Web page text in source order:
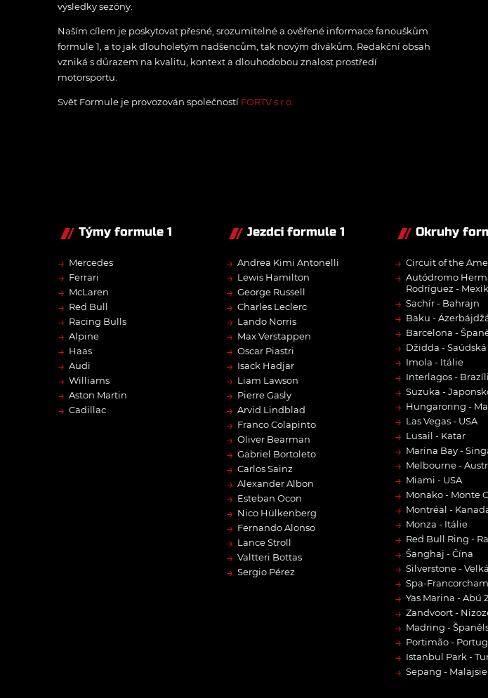
výsledky sezóny.
Naším cílem je poskytovat přesné, srozumitelné a ověřené informace fanouškům
formule 1, a to jak dlouholetým nadšencům, tak novým divákům. Redakční obsah
vzniká s důrazem na kvalitu, kontext a dlouhodobou znalost prostředí
motorsportu.
Svět Formule je provozován společností FORTV s.r.o.
Týmy formule 1
→ Mercedes
→ Ferrari
→ McLaren
→ Red Bull
→ Racing Bulls
→ Alpine
→ Haas
→ Audi
→ Williams
→ Aston Martin
→ Cadillac
Jezdci formule 1
→ Andrea Kimi Antonelli
→ Lewis Hamilton
→ George Russell
→ Charles Leclerc
→ Lando Norris
→ Max Verstappen
→ Oscar Piastri
→ Isack Hadjar
→ Liam Lawson
→ Pierre Gasly
→ Arvid Lindblad
→ Franco Colapinto
→ Oliver Bearman
→ Gabriel Bortoleto
→ Carlos Sainz
→ Alexander Albon
→ Esteban Ocon
→ Nico Hülkenberg
→ Fernando Alonso
→ Lance Stroll
→ Valtteri Bottas
→ Sergio Pérez
Okruhy
→ Circuit of the
→ Autódromo
Rodríguez -
→ Sachír - Bahrajn
→ Baku -
→ Barcelona -
→ Džidda -
→ Imola - Itálie
→ Interlagos -
→ Suzuka -
→ Hungaroring -
→ Las Vegas - USA
→ Lusail - Katar
→ Marina Bay -
→ Melbourne -
→ Miami - USA
→ Monako - Monte
→ Montréal -
→ Monza - Itálie
→ Red Bull Ring -
→ Šanghaj - Čína
→ Silverstone -
→ Spa-
→ Yas Marina - Abú
→ Zandvoort -
→ Madring -
→ Portimão -
→ Istanbul Park -
→ Sepang - Malajsie